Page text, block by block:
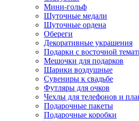
Мини-гольф
Шуточные медали
Шуточные ордена
Обереги
Декоративные украшения
Подарки с восточной
Мешочки для подарков
Шарики воздушные
Сувениры к свадьбе
Футляры для очков
Чехлы для телефонов и
Подарочные пакеты
Подарочные коробки